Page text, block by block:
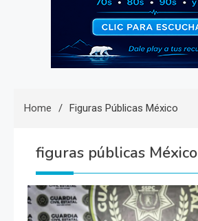
Home Figuras Públicas México
figuras públicas México